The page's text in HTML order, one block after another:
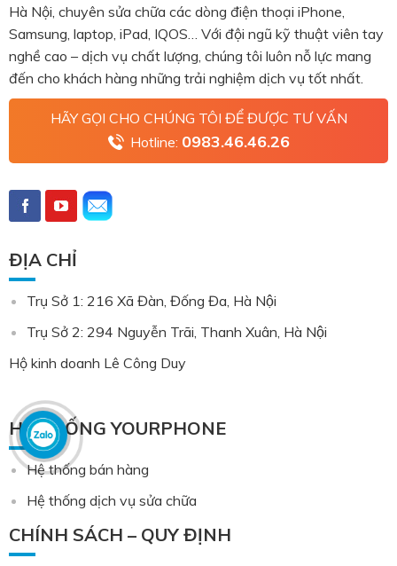
Hà Nội, chuyên sửa chữa các dòng điện thoại iPhone,
Samsung, laptop, iPad, IQOS… Với đội ngũ kỹ thuật viên tay
nghề cao – dịch vụ chất lượng, chúng tôi luôn nỗ lực mang
đến cho khách hàng những trải nghiệm dịch vụ tốt nhất.
HÃY GỌI CHO CHÚNG TÔI ĐỂ ĐƯỢC TƯ VẤN
Hotline: 0983.46.46.26
ĐỊA CHỈ
Trụ Sở 1: 216 Xã Đàn, Đống Đa, Hà Nội
Trụ Sở 2: 294 Nguyễn Trãi, Thanh Xuân, Hà Nội
Hộ kinh doanh Lê Công Duy
HỆ THỐNG YOURPHONE
Hệ thống bán hàng
Hệ thống dịch vụ sửa chữa
CHÍNH SÁCH – QUY ĐỊNH